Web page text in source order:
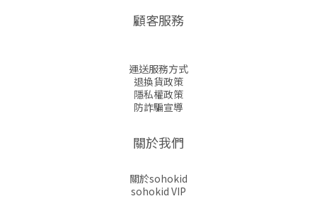
顧客服務
運送服務方式
退換貨政策
隱私權政策
防詐騙宣導
關於我們
關於sohokid
sohokid VIP